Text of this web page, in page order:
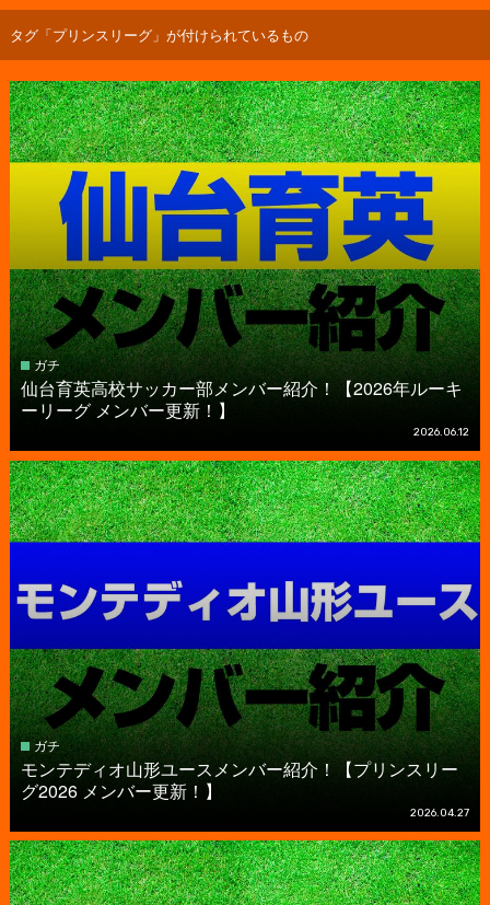
タグ「プリンスリーグ」が付けられているもの
ガチ
仙台育英高校サッカー部メンバー紹介！【2026年ルーキ
ーリーグ メンバー更新！】
2026.06.12
ガチ
モンテディオ山形ユースメンバー紹介！【プリンスリー
グ2026 メンバー更新！】
2026.04.27